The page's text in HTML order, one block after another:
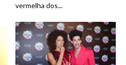
vermelha dos...